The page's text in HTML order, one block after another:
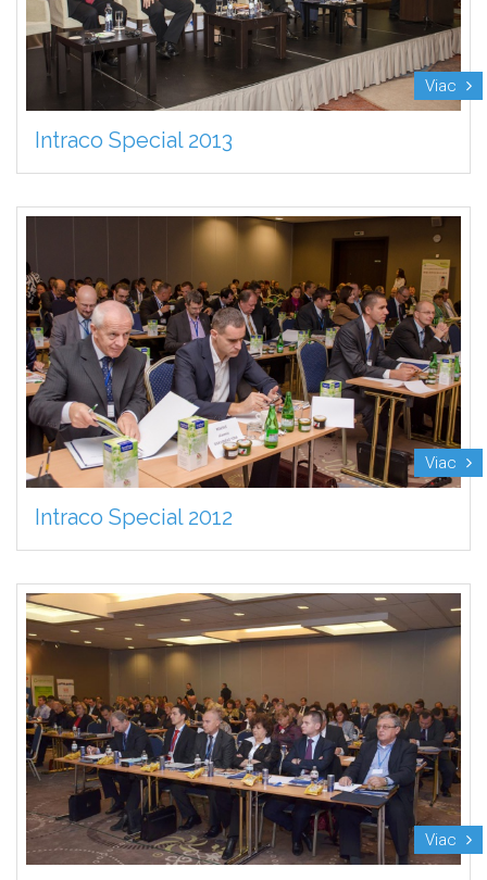
Viac
Intraco Special 2013
Viac
Intraco Special 2012
Viac